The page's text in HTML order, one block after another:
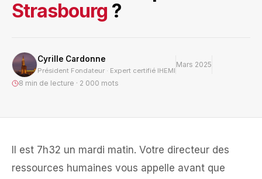
Strasbourg ?
Cyrille Cardonne
Président Fondateur · Expert certifié IHEMI
Mars 2025
8 min de lecture · 2 000 mots
Il est 7h32 un mardi matin. Votre directeur des
ressources humaines vous appelle avant que